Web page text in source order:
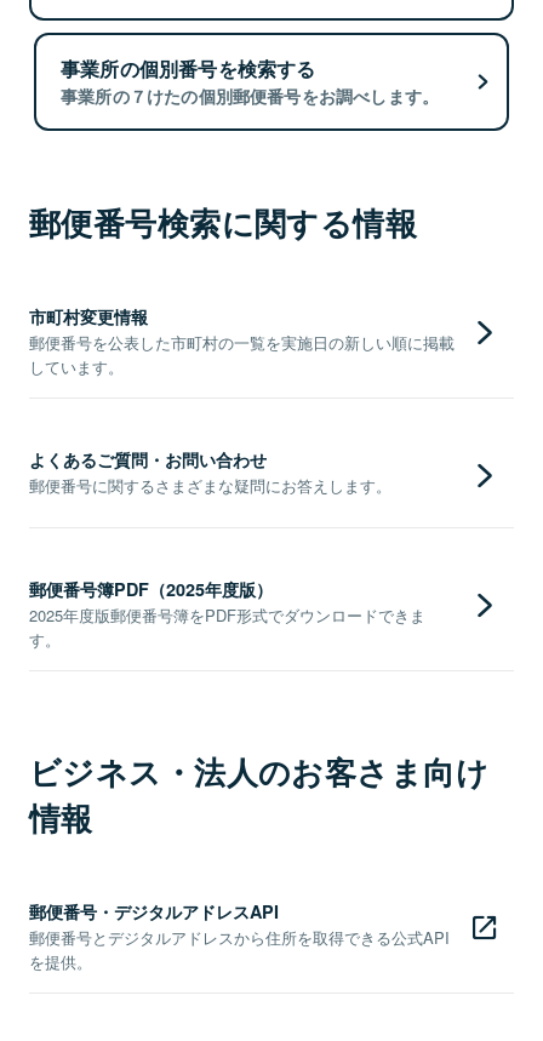
事業所の個別番号を検索する
事業所の７けたの個別郵便番号をお調べします。
郵便番号検索に関する情報
市町村変更情報
郵便番号を公表した市町村の一覧を実施日の新しい順に掲載
しています。
よくあるご質問・お問い合わせ
郵便番号に関するさまざまな疑問にお答えします。
郵便番号簿PDF（2025年度版）
2025年度版郵便番号簿をPDF形式でダウンロードできま
す。
ビジネス・法人のお客さま向け
情報
郵便番号・デジタルアドレスAPI
郵便番号とデジタルアドレスから住所を取得できる公式API
を提供。